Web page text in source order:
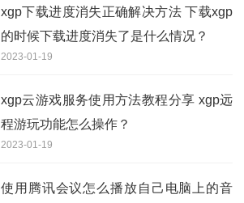
xgp下载进度消失正确解决方法 下载xgp
的时候下载进度消失了是什么情况？
2023-01-19
xgp云游戏服务使用方法教程分享 xgp远
程游玩功能怎么操作？
2023-01-19
使用腾讯会议怎么播放自己电脑上的音